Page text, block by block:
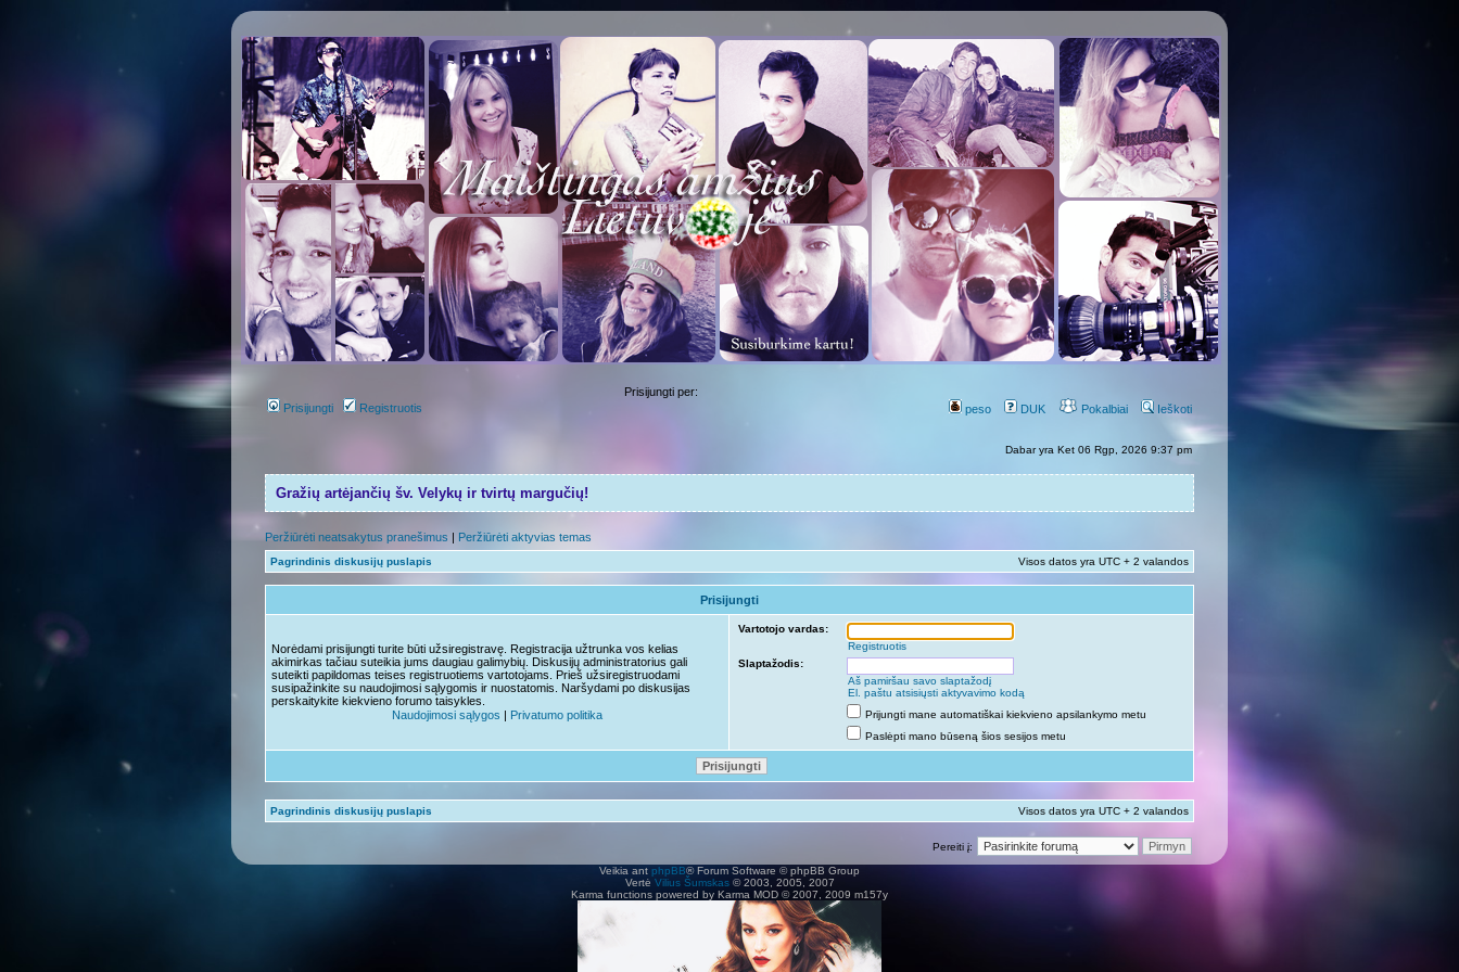
Prisijungti Registruotis
Prisijungti per:
peso
DUK Pokalbiai Ieškoti
Dabar yra Ket 06 Rgp, 2026 9:37 pm
Gražių artėjančių šv. Velykų ir tvirtų margučių!
Peržiūrėti neatsakytus pranešimus | Peržiūrėti aktyvias temas
Pagrindinis diskusijų puslapis Visos datos yra UTC + 2 valandos
Prisijungti
Norėdami prisijungti turite būti užsiregistravę. Registracija užtrunka vos kelias
akimirkas tačiau suteikia jums daugiau galimybių. Diskusijų administratorius gali
suteikti papildomas teises registruotiems vartotojams. Prieš užsiregistruodami
susipažinkite su naudojimosi sąlygomis ir nuostatomis. Naršydami po diskusijas
perskaitykite kiekvieno forumo taisykles.
Naudojimosi sąlygos | Privatumo politika
Vartotojo vardas:
Registruotis
Slaptažodis:
Aš pamiršau savo slaptažodį
El. paštu atsisiųsti aktyvavimo kodą
Prijungti mane automatiškai kiekvieno apsilankymo metu
Paslėpti mano būseną šios sesijos metu
Pagrindinis diskusijų puslapis Visos datos yra UTC + 2 valandos
Pereiti į:
Veikia ant phpBB® Forum Software © phpBB Group
Vertė Vilius Šumskas© 2003, 2005, 2007
Karma functions powered by Karma MOD © 2007, 2009 m157y